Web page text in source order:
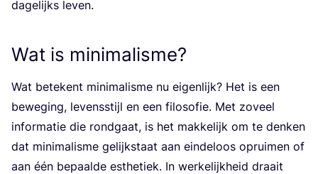
dage­lijks leven.
Wat is minimalisme?
Wat bete­kent mini­ma­lis­me nu eigen­lijk? Het is een
bewe­ging, levens­stijl en een filo­so­fie. Met zoveel
infor­ma­tie die rond­gaat, is het mak­ke­lijk om te den­ken
dat mini­ma­lis­me gelijk­staat aan ein­de­loos oprui­men of
aan één bepaal­de esthe­tiek. In wer­ke­lijk­heid draait